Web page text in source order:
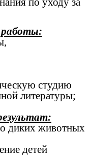
студию
литературы;
диких животных
детей